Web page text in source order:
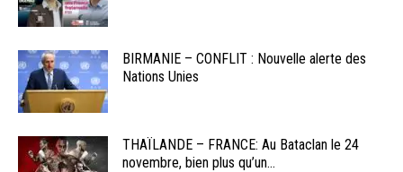
BIRMANIE – CONFLIT : Nouvelle alerte des
Nations Unies
THAÏLANDE – FRANCE: Au Bataclan le 24
novembre, bien plus qu’un...